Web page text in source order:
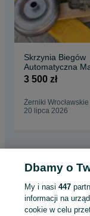
Skrzynia Biegów
Automatyczna
Cx-5 4x4 FW8A0
3 500 zł
Żerniki Wrocławskie
20 lipca 2026
Strona główna
KATEGORIA
Dbamy o
My i nasi447
informacji na
cookie w celu